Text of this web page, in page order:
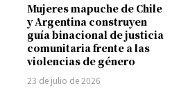
Mujeres mapuche de Chile
y Argentina construyen
guía binacional de justicia
comunitaria frente a las
violencias de género
23 de julio de 2026